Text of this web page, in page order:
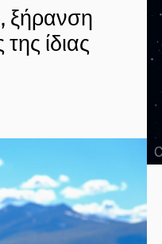
ξήρανση
ίδιας